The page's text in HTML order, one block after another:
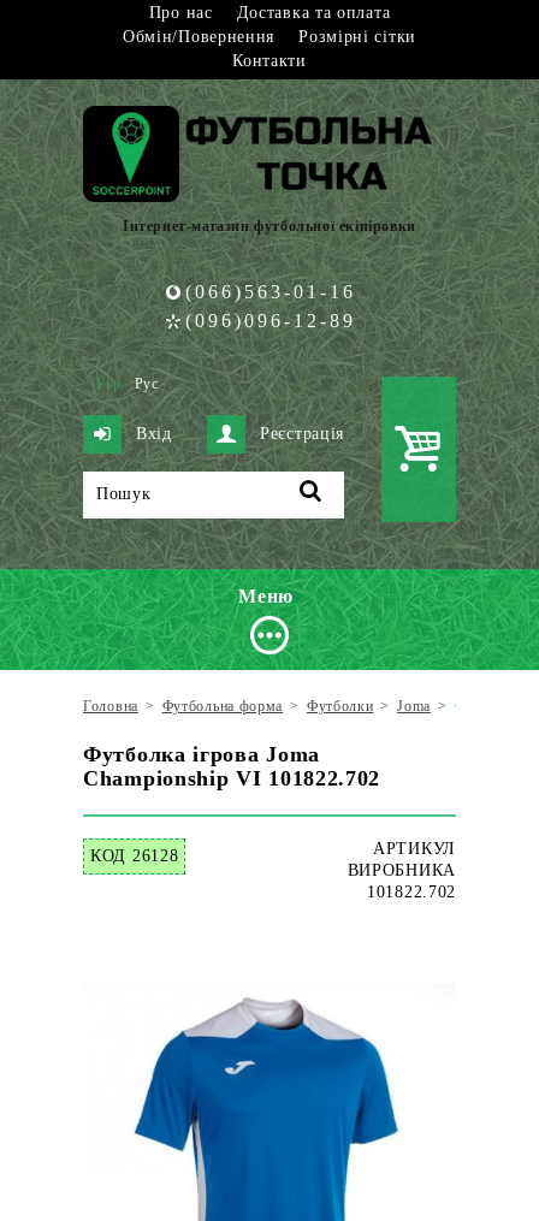
Про нас
Доставка та оплата
Обмін/Повернення
Розмірні сітки
Контакти
Інтернет-магазин футбольної екіпіровки
(066)563-01-16
(096)096-12-89
Укр Рус
Вхід Реєстрація
Меню
Головна > Футбольна форма > Футболки > Joma > Футболка
Футболка ігрова Joma
Championship VI 101822.702
КОД 26128
АРТИКУЛ
ВИРОБНИКА
101822.702